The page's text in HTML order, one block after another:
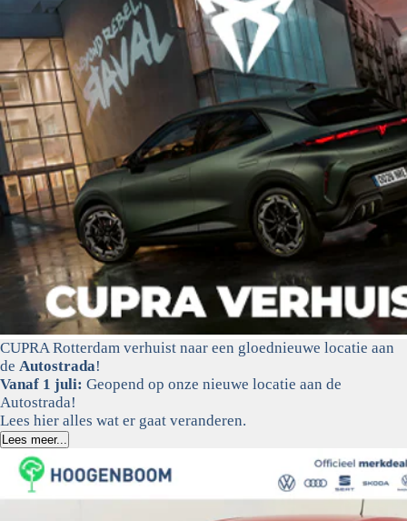
CUPRA Rotterdam verhuist naar een gloednieuwe locatie aan
de Autostrada!
Vanaf 1 juli: Geopend op onze nieuwe locatie aan de
Autostrada!
Lees hier alles wat er gaat veranderen.
Lees meer...